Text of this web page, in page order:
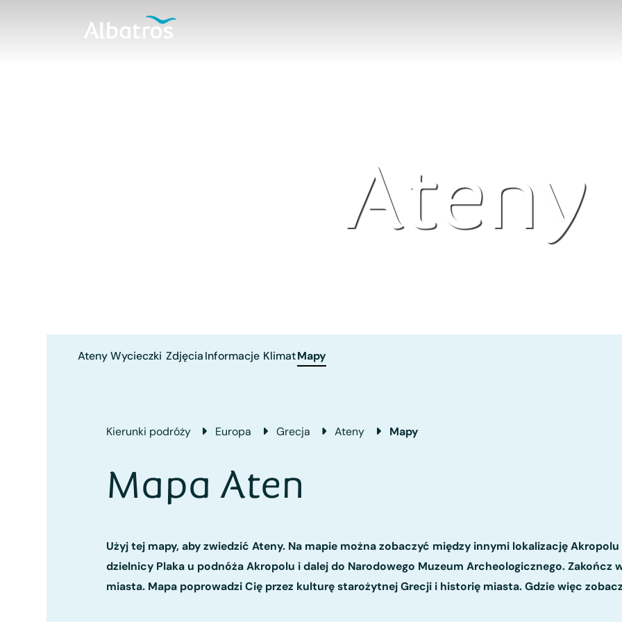
Ateny
Ateny Wycieczki ZdjęciaInformacje KlimatMapy
Kierunki podróży Europa Grecja Ateny Mapy
Mapa Aten
Użyj tej mapy, aby zwiedzić Ateny. Na mapie można zobaczyć między innymi lokalizację
dzielnicy Plaka u podnóża Akropolu i dalej do Narodowego Muzeum Archeologicznego. Zakończ
miasta. Mapa poprowadzi Cię przez kulturę starożytnej Grecji i historię miasta. Gdzie więc